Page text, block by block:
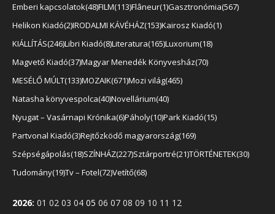
Emberi kapcsolatok 48FILM 113 Flâneur 1 Gasztronómia 567
Helikon Kiadó 2IRODALMI KÁVÉHÁZ 153 Kairosz Kiadó 1
KIÁLLÍTÁS 246Libri Kiadó 8Literatura 165 Luxorium 18
Magvető Kiadó 37Magyar Menedék Könyvesház 70
MESÉLŐ MÚLT 133 MOZAIK 671 Mozi világ 465
Natasha könyvespolca 40Novellárium 40
Nyugat – Vasárnapi Krónika 6Páholy 10Park Kiadó 15
Partvonal Kiadó 3 Rejtőzködő magyarország 169
Szépségápolás 18 SZÍNHÁZ 227 Sztárportré 21 TÖRTÉNETEK 30
Tudomány 19Tv – Fotel 72Vetítő 68
2026: 01 02 03 04 05 06 07 08 09 10 11 12